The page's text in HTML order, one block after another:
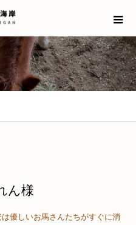
ん様
優しいお馬さんたちがすぐに消